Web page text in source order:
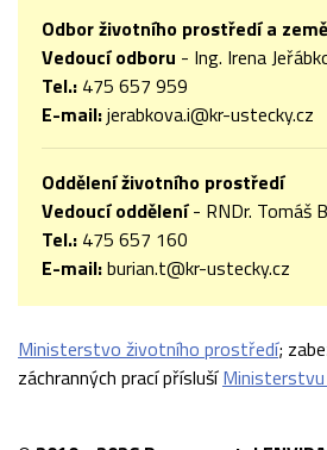
Odbor životního prostředí a
Vedoucí odboru - Ing. Irena
Tel.: 475 657 959
E-mail:jerabkova.i@kr-ustecky.cz
Oddělení životního prostředí
Vedoucí oddělení- RNDr. Tomáš
Tel.: 475 657 160
E-mail:burian.t@kr-ustecky.cz
Ministerstvo životního prostředí;
záchranných prací přísluší